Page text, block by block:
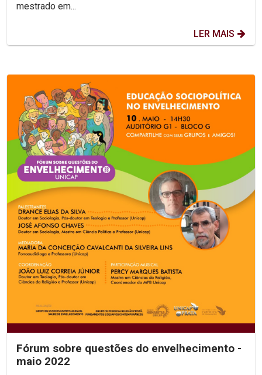
mestrado em...
LER MAIS
Fórum sobre questões do envelhecimento -
maio 2022